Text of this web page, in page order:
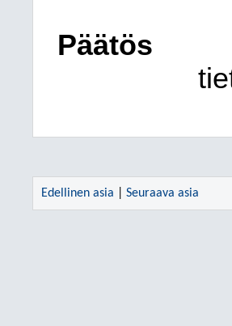
Päätös
Edellinen asia Seuraava asia